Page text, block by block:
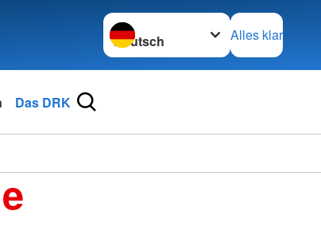
Sprache wechseln zu
Alles klar
Das DRK